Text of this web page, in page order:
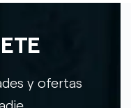
y ofertas